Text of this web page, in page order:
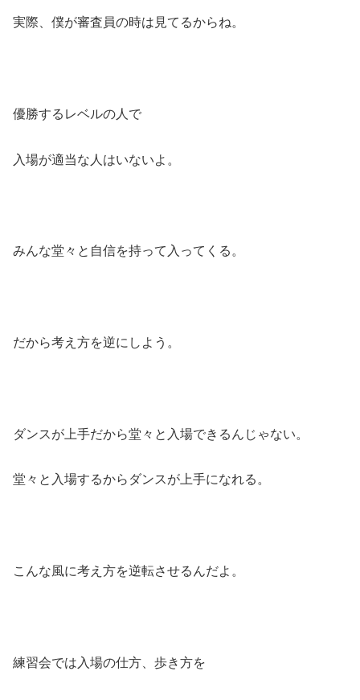
実際、僕が審査員の時は見てるからね。
優勝するレベルの人で
入場が適当な人はいないよ。
みんな堂々と自信を持って入ってくる。
だから考え方を逆にしよう。
ダンスが上手だから堂々と入場できるんじゃない。
堂々と入場するからダンスが上手になれる。
こんな風に考え方を逆転させるんだよ。
練習会では入場の仕方、歩き方を